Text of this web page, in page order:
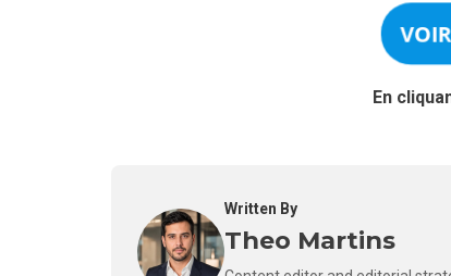
En
Written By
Theo Martins